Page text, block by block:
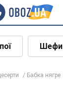
Шефи
Бабка нягре